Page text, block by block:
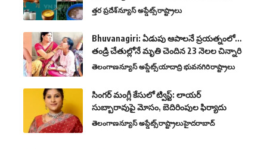
త్తర ప్రదేశ్న్యూస్ అప్డేట్స్రాష్ట్రాలు
Bhuvanagiri: ఏడుపు ఆపాలనే ప్రయత్నంలో…
తండ్రి చేతుల్లోనే మృతి చెందిన 23 నెలల చిన్నారి
తెలంగాణన్యూస్ అప్డేట్స్యాదాద్రి భువనగిరిరాష్ట్రాలు
సింగర్ మంగ్లీ కేసులో ట్విస్ట్: లాయర్
సుబ్బారావుపై మోసం, బెదిరింపుల ఫిర్యాదు
తెలంగాణన్యూస్ అప్డేట్స్రాష్ట్రాలుహైదరాబాద్